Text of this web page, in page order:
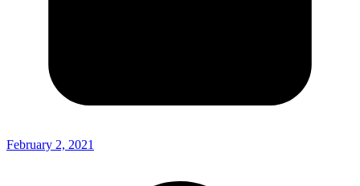
February 2, 2021